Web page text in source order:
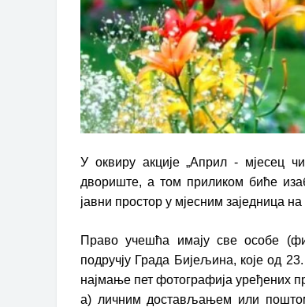
У оквиру акције „Април - мјесец
двориште, а том приликом биће
јавни простор у мјесним заједница
Право учешћа имају све особе
подручју Града Бијељина, које од
најмање пет фотографија уређених
а) личним достављањем или